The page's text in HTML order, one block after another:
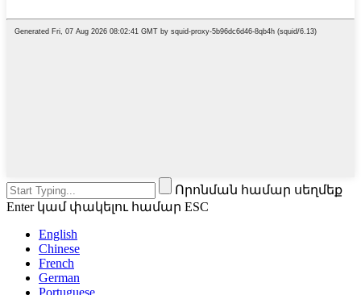
Որոնման համար սեղմեք
Enter կամ փակելու համար ESC
English
Chinese
French
German